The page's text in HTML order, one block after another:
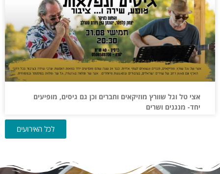
אצי טל וגל שוורץ מוזיקאים וחברים וכן גם גיסים, מופיעים
יחד- מנגנים ושרים
לכל האירועים